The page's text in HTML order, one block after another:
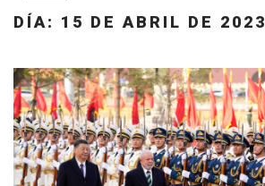
DÍA: 15 DE ABRIL DE 2023